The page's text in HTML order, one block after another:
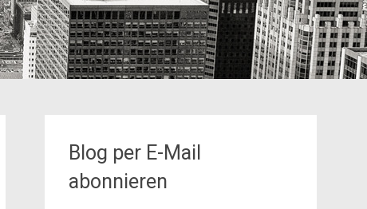
Blog per E-Mail
abonnieren